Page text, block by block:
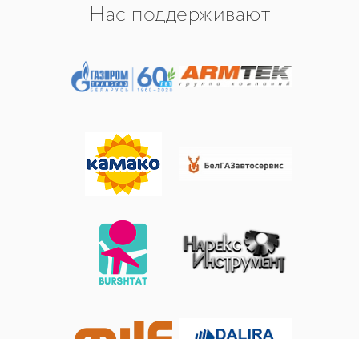
Нас поддерживают